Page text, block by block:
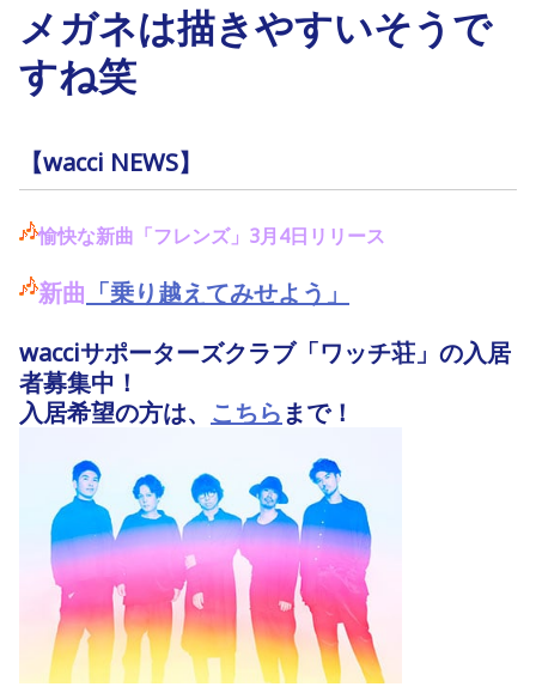
メガネは描きやすいそうで
すね笑
【wacci NEWS】
愉快な新曲「フレンズ」3月4日リリース
新曲 「乗り越えてみせよう」
wacciサポーターズクラブ「ワッチ荘」の入居
者募集中！
入居希望の方は、 こちらまで！